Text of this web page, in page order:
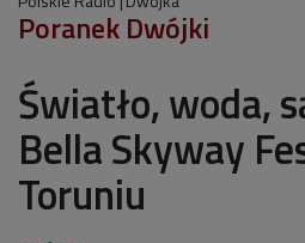
Poranek Dwójki
Światło, woda,
Bella Skyway
Toruniu